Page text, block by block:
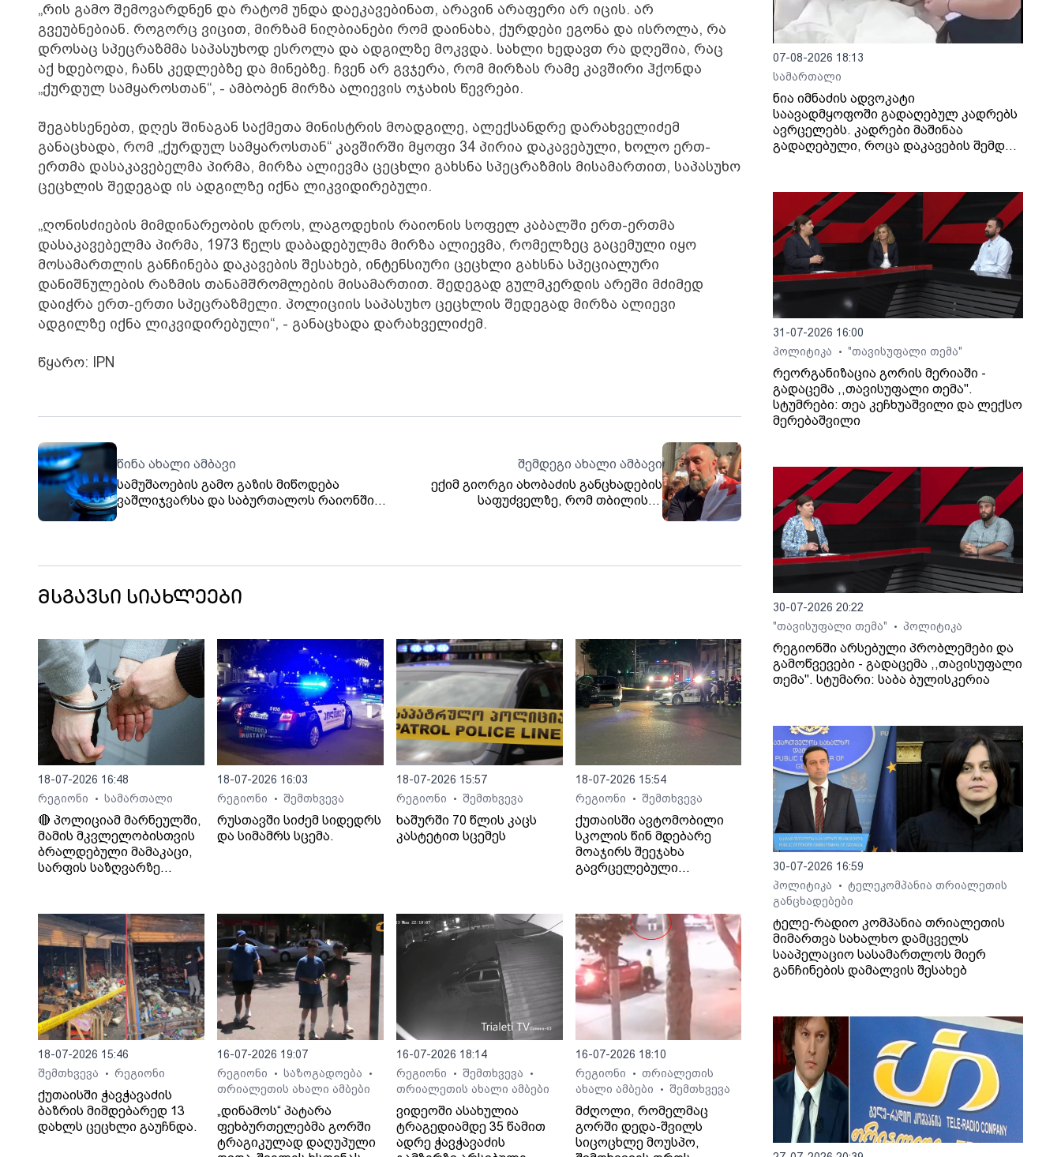
„რის გამო შემოვარდნენ და რატომ უნდა დაეკავებინათ, არავინ არაფერი არ იცის. არ
გვეუბნებიან. როგორც ვიცით, მირზამ ნიღბიანები რომ დაინახა, ქურდები ეგონა და ისროლა, რა
დროსაც სპეცრაზმმა საპასუხოდ ესროლა და ადგილზე მოკვდა. სახლი ხედავთ რა დღეშია, რაც
აქ ხდებოდა, ჩანს კედლებზე და მინებზე. ჩვენ არ გვჯერა, რომ მირზას რამე კავშირი ჰქონდა
„ქურდულ სამყაროსთან“, - ამბობენ მირზა ალიევის ოჯახის წევრები.
შეგახსენებთ, დღეს შინაგან საქმეთა მინისტრის მოადგილე, ალექსანდრე დარახველიძემ
განაცხადა, რომ „ქურდულ სამყაროსთან“ კავშირში მყოფი 34 პირია დაკავებული, ხოლო ერთ-
ერთმა დასაკავებელმა პირმა, მირზა ალიევმა ცეცხლი გახსნა სპეცრაზმის მისამართით, საპასუხო
ცეცხლის შედეგად ის ადგილზე იქნა ლიკვიდირებული.
„ღონისძიების მიმდინარეობის დროს, ლაგოდეხის რაიონის სოფელ კაბალში ერთ-ერთმა
დასაკავებელმა პირმა, 1973 წელს დაბადებულმა მირზა ალიევმა, რომელზეც გაცემული იყო
მოსამართლის განჩინება დაკავების შესახებ, ინტენსიური ცეცხლი გახსნა სპეციალური
დანიშნულების რაზმის თანამშრომლების მისამართით. შედეგად გულმკერდის არეში მძიმედ
დაიჭრა ერთ-ერთი სპეცრაზმელი. პოლიციის საპასუხო ცეცხლის შედეგად მირზა ალიევი
ადგილზე იქნა ლიკვიდირებული“, - განაცხადა დარახველიძემ.
წყარო: IPN
წინა ახალი ამბავი
სამუშაოების გამო გაზის მიწოდება
ვაშლიჯვარსა და საბურთალოს რაიონში
შემდეგი ახალი ამბავი
ექიმ გიორგი ახობაძის განცხადების
საფუძველზე, რომ თბილისის
აეროპორტთან თავს დაესხნენ, შსს-მ
მსგავსი სიახლეები
18-07-2026 16:48
რეგიონი
• სამართალი
🔴 პოლიციამ მარნეულში,
მამის მკვლელობისთვის
ბრალდებული მამაკაცი,
სარფის საზღვარზე
18-07-2026 16:03
რეგიონი
• შემთხვევა
რუსთავში სიძემ სიდედრს
და სიმამრს სცემა.
18-07-2026 15:57
რეგიონი
• შემთხვევა
ხაშურში 70 წლის კაცს
კასტეტით სცემეს
18-07-2026 15:54
რეგიონი
• შემთხვევა
ქუთაისში ავტომობილი
სკოლის წინ მდებარე
მოაჯირს შეეჯახა
გავრცელებული
საჯარო სკოლასთან
მოხდა.
18-07-2026 15:46
შემთხვევა
• რეგიონი
ქუთაისში ჭავჭავაძის
ბაზრის მიმდებარედ 13
დახლს ცეცხლი გაუჩნდა.
16-07-2026 19:07
რეგიონი
• საზოგადოება •
თრიალეთის ახალი ამბები
„დინამოს“ პატარა
ფეხბურთელებმა გორში
ტრაგიკულად დაღუპული
16-07-2026 18:14
რეგიონი
• შემთხვევა •
თრიალეთის ახალი ამბები
ვიდეოში ასახულია
ტრაგედიამდე 35 წამით
ადრე ჭავჭავაძის
16-07-2026 18:10
რეგიონი
• თრიალეთის
ახალი ამბები
• შემთხვევა
მძღოლი, რომელმაც
გორში დედა-შვილს
სიცოცხლე მოუსპო,
07-08-2026 18:13
სამართალი
ნია იმნაძის ადვოკატი
საავადმყოფოში გადაღებულ კადრებს
ავრცელებს. კადრები მაშინაა
გადაღებული, როცა დაკავების შემდეგ
31-07-2026 16:00
პოლიტიკა
• "თავისუფალი თემა"
რეორგანიზაცია გორის მერიაში -
გადაცემა ,,თავისუფალი თემა".
სტუმრები: თეა კეჩხუაშვილი და ლექსო
მერებაშვილი
30-07-2026 20:22
"თავისუფალი თემა"
• პოლიტიკა
რეგიონში არსებული პრობლემები და
გამოწვევები - გადაცემა ,,თავისუფალი
თემა". სტუმარი: საბა ბულისკერია
30-07-2026 16:59
პოლიტიკა
•
ტელეკომპანია თრიალეთის
განცხადებები
ტელე-რადიო კომპანია თრიალეთის
მიმართვა სახალხო დამცველს
სააპელაციო სასამართლოს მიერ
განჩინების დამალვის შესახებ